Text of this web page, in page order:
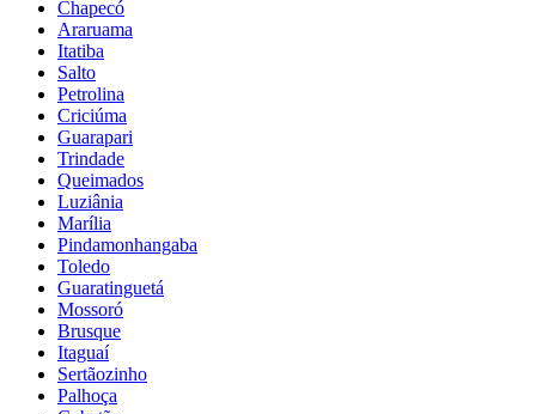
Chapecó
Araruama
Itatiba
Salto
Petrolina
Criciúma
Guarapari
Trindade
Queimados
Luziânia
Marília
Pindamonhangaba
Toledo
Guaratinguetá
Mossoró
Brusque
Itaguaí
Sertãozinho
Palhoça